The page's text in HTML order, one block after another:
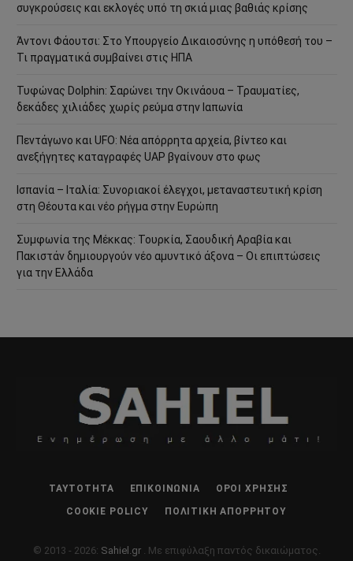
συγκρούσεις και εκλογές υπό τη σκιά μιας βαθιάς κρίσης
Άντονι Φάουτσι: Στο Υπουργείο Δικαιοσύνης η υπόθεσή του –
Τι πραγματικά συμβαίνει στις ΗΠΑ
Τυφώνας Dolphin: Σαρώνει την Οκινάουα – Τραυματίες,
δεκάδες χιλιάδες χωρίς ρεύμα στην Ιαπωνία
Πεντάγωνο και UFO: Νέα απόρρητα αρχεία, βίντεο και
ανεξήγητες καταγραφές UAP βγαίνουν στο φως
Ισπανία – Ιταλία: Συνοριακοί έλεγχοι, μεταναστευτική κρίση
στη Θέουτα και νέο ρήγμα στην Ευρώπη
Συμφωνία της Μέκκας: Τουρκία, Σαουδική Αραβία και
Πακιστάν δημιουργούν νέο αμυντικό άξονα – Οι επιπτώσεις
για την Ελλάδα
ΤΑΥΤΌΤΗΤΑ ΕΠΙΚΟΙΝΩΝΊΑ ΌΡΟΙ ΧΡΉΣΗΣ
COOKIE POLICY ΠΟΛΙΤΙΚΉ ΑΠΟΡΡΉΤΟΥ
© 2013 - 2026: Sahiel.gr . Με επιφύλαξη παντός δικαιώματος.